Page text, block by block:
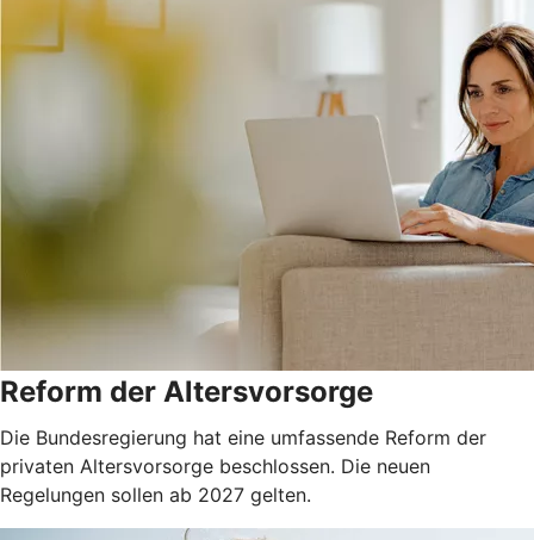
Reform der Altersvorsorge
Die Bundesregierung hat eine umfassende Reform der
privaten Altersvorsorge beschlossen. Die neuen
Regelungen sollen ab 2027 gelten.